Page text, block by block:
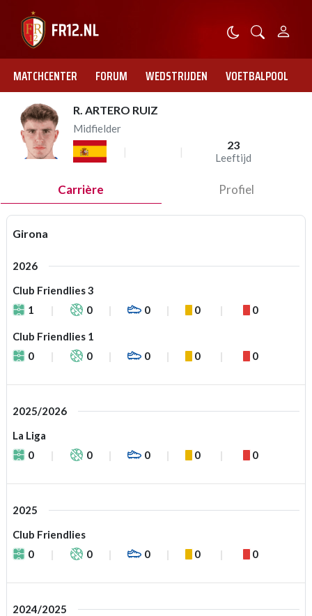
MATCHCENTER FORUM WEDSTRIJDEN VOETBALPOOL
R. ARTERO RUIZ
Midfielder
23
Leeftijd
Carrière Profiel
Girona
2026
Club Friendlies 3
1
0 0 0 0
Club Friendlies 1
0
0 0 0 0
2025/2026
La Liga
0
0 0 0 0
2025
Club Friendlies
0
0 0 0 0
2024/2025